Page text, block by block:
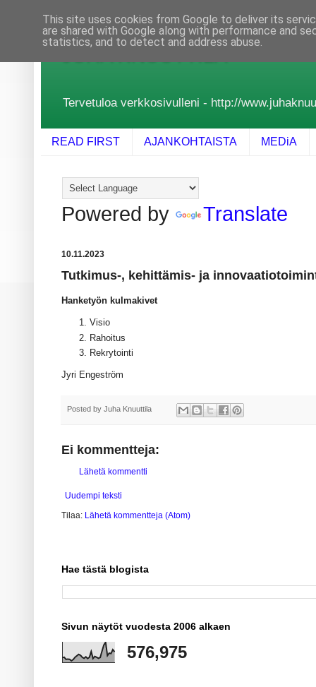
JUHA KNUUTTILA
Tervetuloa verkkosivulleni - http://
READ FIRST AJANKOHTAISTA MEDiA
Powered by Translate
10.11.2023
Tutkimus-, kehittämis- ja
Hanketyön kulmakivet
Visio
Rahoitus
Rekrytointi
Jyri Engeström
Posted byJuha Knuuttila
Ei kommentteja:
Lähetä kommentti
Uudempi teksti
Tilaa: Lähetä kommentteja (Atom)
Hae tästä blogista
Sivun näytöt vuodesta 2006 alkaen
576,975
This site uses cookies from Google to deliver its
are shared with Google along with performance and
statistics, and to detect and address abuse.